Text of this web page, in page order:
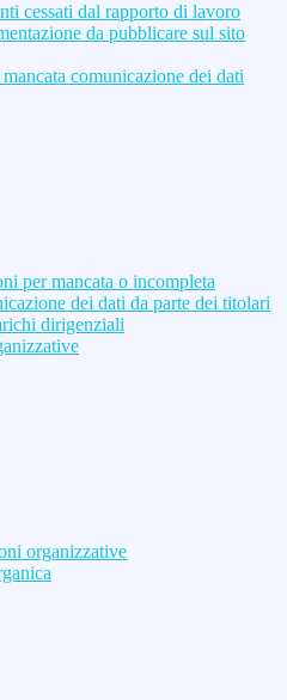
cessati dal rapporto di lavoro
da pubblicare sul sito
comunicazione dei dati
per mancata o incompleta
dei dati da parte dei titolari
dirigenziali
organizzative